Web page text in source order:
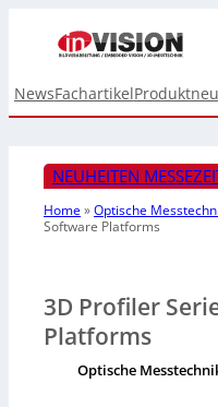
NewsFachartikel
NEUHEITEN
Home»Optische
Software Platforms
3D Profiler
Platforms
Optische